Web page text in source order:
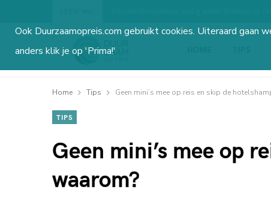
Home Tips Geen mini’s mee op reis en skip de
TIPS
Geen mini’s mee op
waarom?
Ook Duurzaamopreis.com gebruikt cookies. Uiteraard gaan
anders klik je op 'Prima!'